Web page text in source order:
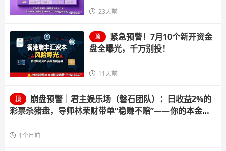
23天前
顶
紧急预警！7月10个新开资金
盘全曝光，千万别投！
11天前
顶
崩盘预警｜君主娱乐场（磐石团队）：日收益2%的
彩票杀猪盘，导师林荣财带单“稳赚不赔”——你的本金正
1个月前